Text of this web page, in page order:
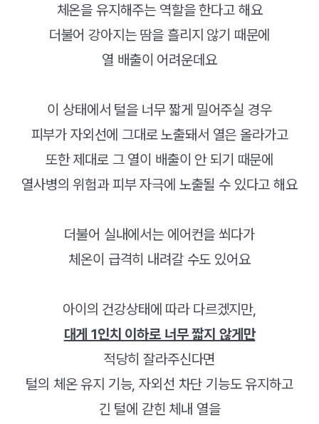
체온을 유지해주는 역할을 한다고 해요
더불어 강아지는 땀을 흘리지 않기 때문에
열 배출이 어려운데요
이 상태에서 털을 너무 짧게 밀어주실 경우
피부가 자외선에 그대로 노출돼서 열은 올라가고
또한 제대로 그 열이 배출이 안 되기 때문에
열사병의 위험과 피부 자극에 노출될 수 있다고 해요
더불어 실내에서는 에어컨을 쐬다가
체온이 급격히 내려갈 수도 있어요
아이의 건강상태에 따라 다르겠지만,
대게 1인치 이하로 너무 짧지 않게만
적당히 잘라주신다면
털의 체온 유지 기능, 자외선 차단 기능도 유지하고
긴 털에 갇힌 체내 열을